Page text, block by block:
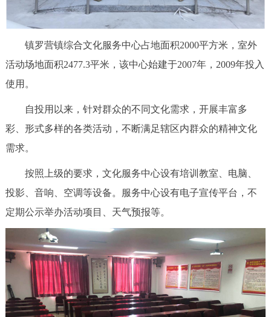
个人服务 法人服务 部门服务
便民服务 利企服务 投资项目
12345网上接诉即办
参与调查 在线访谈
走进北京
北京概况 十六区概览 人文北京
绿色北京 图说北京 视频北京
多语种
镇罗营镇综合文化服务中心占地面积2000平方米，室外
活动场地面积2477.3平米，该中心始建于2007年，2009年投入
使用。
自投用以来，针对群众的不同文化需求，开展丰富多
彩、形式多样的各类活动，不断满足辖区内群众的精神文化
需求。
按照上级的要求，文化服务中心设有培训教室、电脑、
投影、音响、空调等设备。服务中心设有电子宣传平台，不
定期公示举办活动项目、天气预报等。